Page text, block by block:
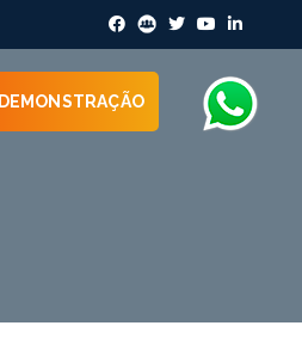
DEMONSTRAÇÃO